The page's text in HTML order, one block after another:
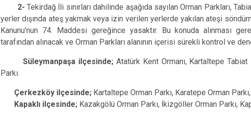
2- Tekirdağ İli sınırları dahilinde aşağıda sayılan Orman Parkları,
yerler dışında ateş yakmak veya izin verilen yerlerde yakılan ateşi
Kanunu’nun 74. Maddesi gereğince yasaktır. Bu konuda alınması
tarafından alınacak ve Orman Parkları alanının içerisi sürekli kontrol ve
Süleymanpaşa ilçesinde; Atatürk Kent Ormanı, Kartaltepe Tabiat
Parkı.
Çerkezköy ilçesinde; Kartaltepe Orman Parkı, Karatepe Orman
Kapaklı ilçesinde; Kazakgölü Orman Parkı, İkizgöller Orman Parkı,